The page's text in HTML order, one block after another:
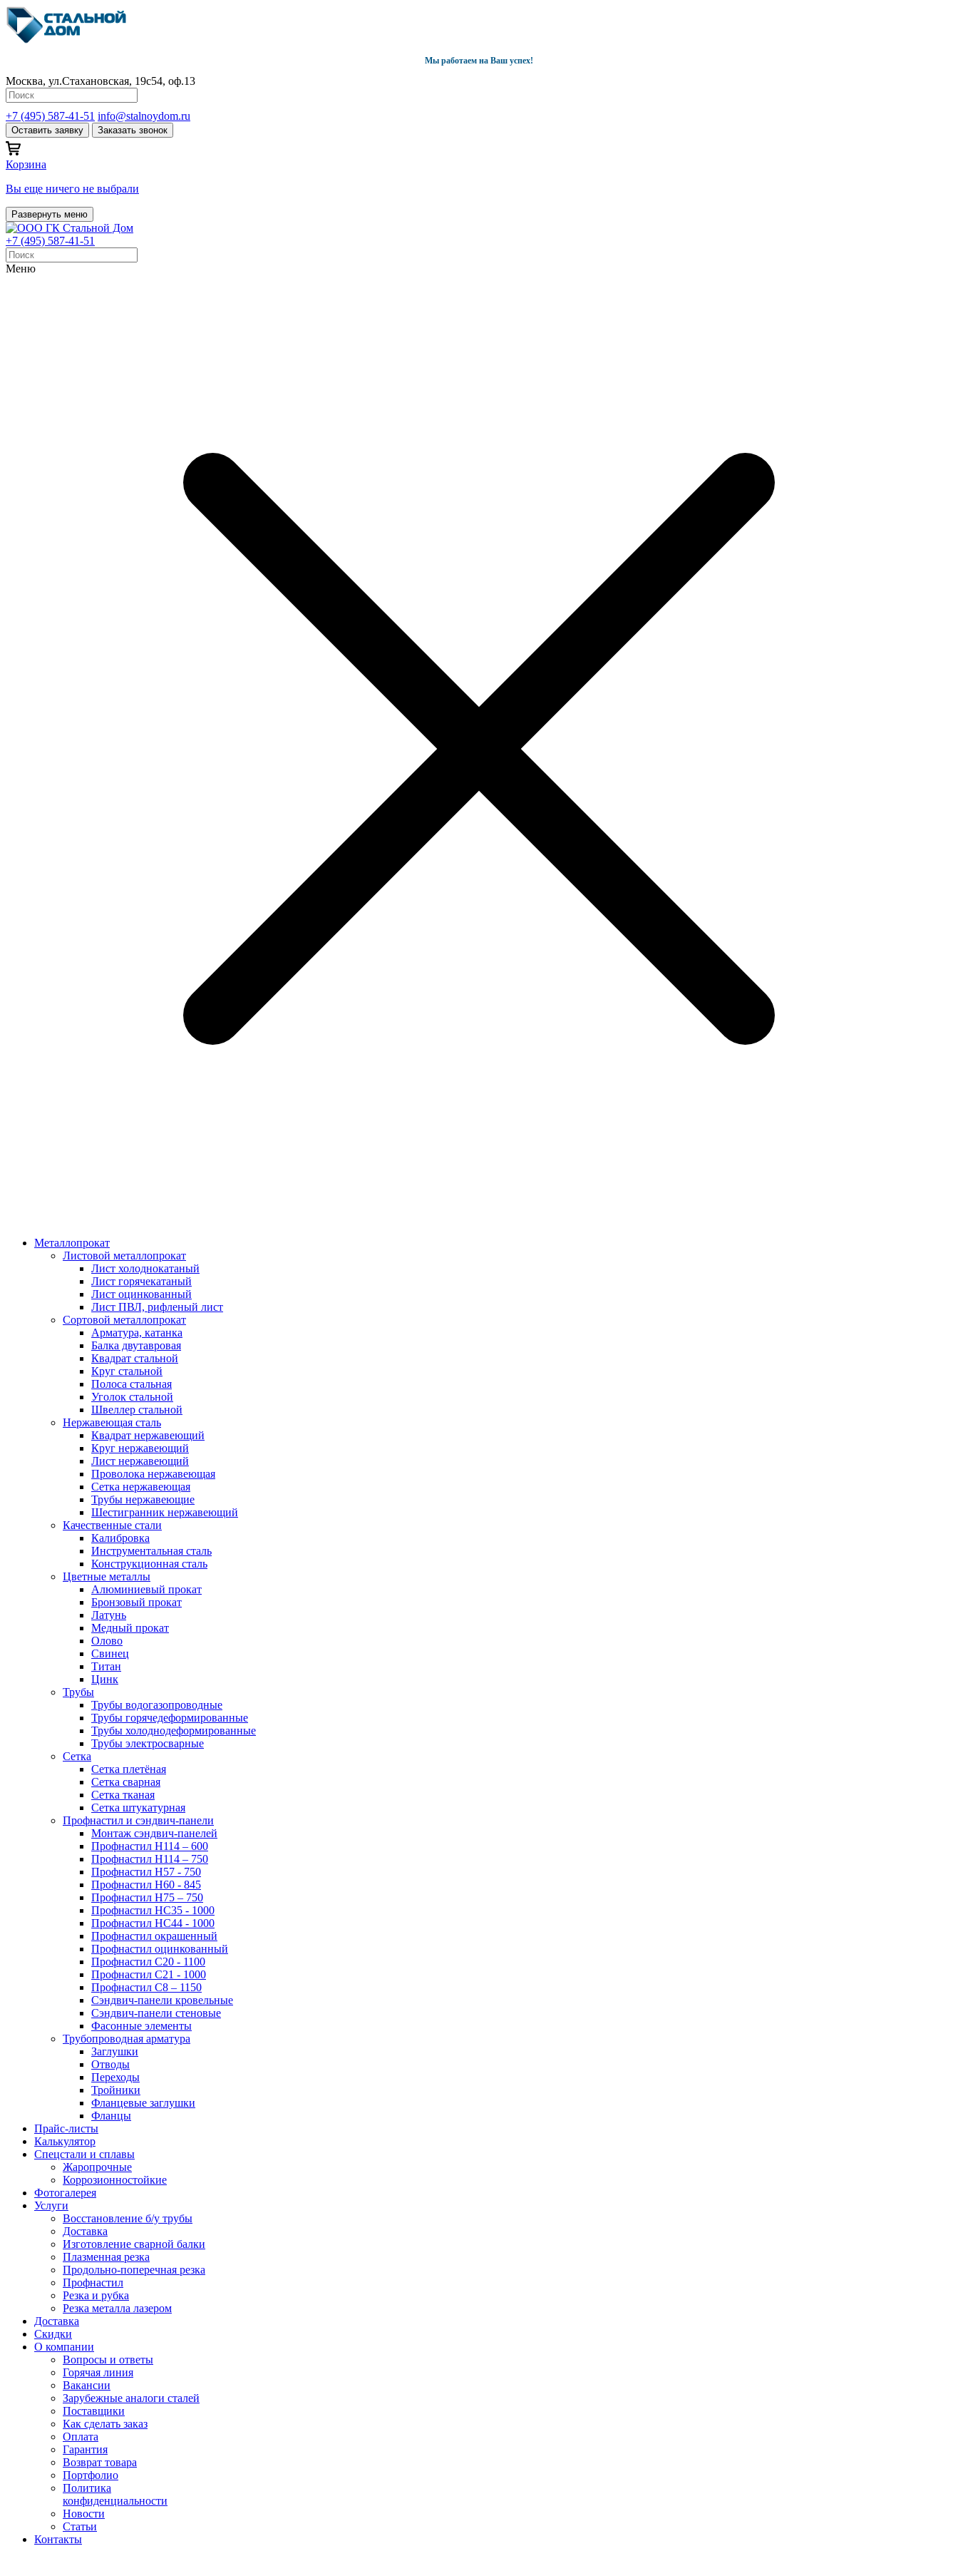
Мы работаем на Ваш успех!
Москва, ул.Стахановская, 19с54, оф.13
+7 (495) 587-41-51 info@stalnoydom.ru
Оставить заявку Заказать звонок
Корзина
Вы еще ничего не выбрали
Развернуть меню
+7 (495) 587-41-51
Меню
Металлопрокат
Листовой металлопрокат
Лист холоднокатаный
Лист горячекатаный
Лист оцинкованный
Лист ПВЛ, рифленый лист
Сортовой металлопрокат
Арматура, катанка
Балка двутавровая
Квадрат стальной
Круг стальной
Полоса стальная
Уголок стальной
Швеллер стальной
Нержавеющая сталь
Квадрат нержавеющий
Круг нержавеющий
Лист нержавеющий
Проволока нержавеющая
Сетка нержавеющая
Трубы нержавеющие
Шестигранник нержавеющий
Качественные стали
Калибровка
Инструментальная сталь
Конструкционная сталь
Цветные металлы
Алюминиевый прокат
Бронзовый прокат
Латунь
Медный прокат
Олово
Свинец
Титан
Цинк
Трубы
Трубы водогазопроводные
Трубы горячедеформированные
Трубы холоднодеформированные
Трубы электросварные
Сетка
Сетка плетёная
Сетка сварная
Сетка тканая
Сетка штукатурная
Профнастил и сэндвич-панели
Монтаж сэндвич-панелей
Профнастил Н114 – 600
Профнастил Н114 – 750
Профнастил Н57 - 750
Профнастил Н60 - 845
Профнастил Н75 – 750
Профнастил НС35 - 1000
Профнастил НС44 - 1000
Профнастил окрашенный
Профнастил оцинкованный
Профнастил С20 - 1100
Профнастил С21 - 1000
Профнастил С8 – 1150
Сэндвич-панели кровельные
Сэндвич-панели стеновые
Фасонные элементы
Трубопроводная арматура
Заглушки
Отводы
Переходы
Тройники
Фланцевые заглушки
Фланцы
Прайс-листы
Калькулятор
Спецстали и сплавы
Жаропрочные
Коррозионностойкие
Фотогалерея
Услуги
Восстановление б/у трубы
Доставка
Изготовление сварной балки
Плазменная резка
Продольно-поперечная резка
Профнастил
Резка и рубка
Резка металла лазером
Доставка
Скидки
О компании
Вопросы и ответы
Горячая линия
Вакансии
Зарубежные аналоги сталей
Поставщики
Как сделать заказ
Оплата
Гарантия
Возврат товара
Портфолио
Политика
конфиденциальности
Новости
Статьи
Контакты